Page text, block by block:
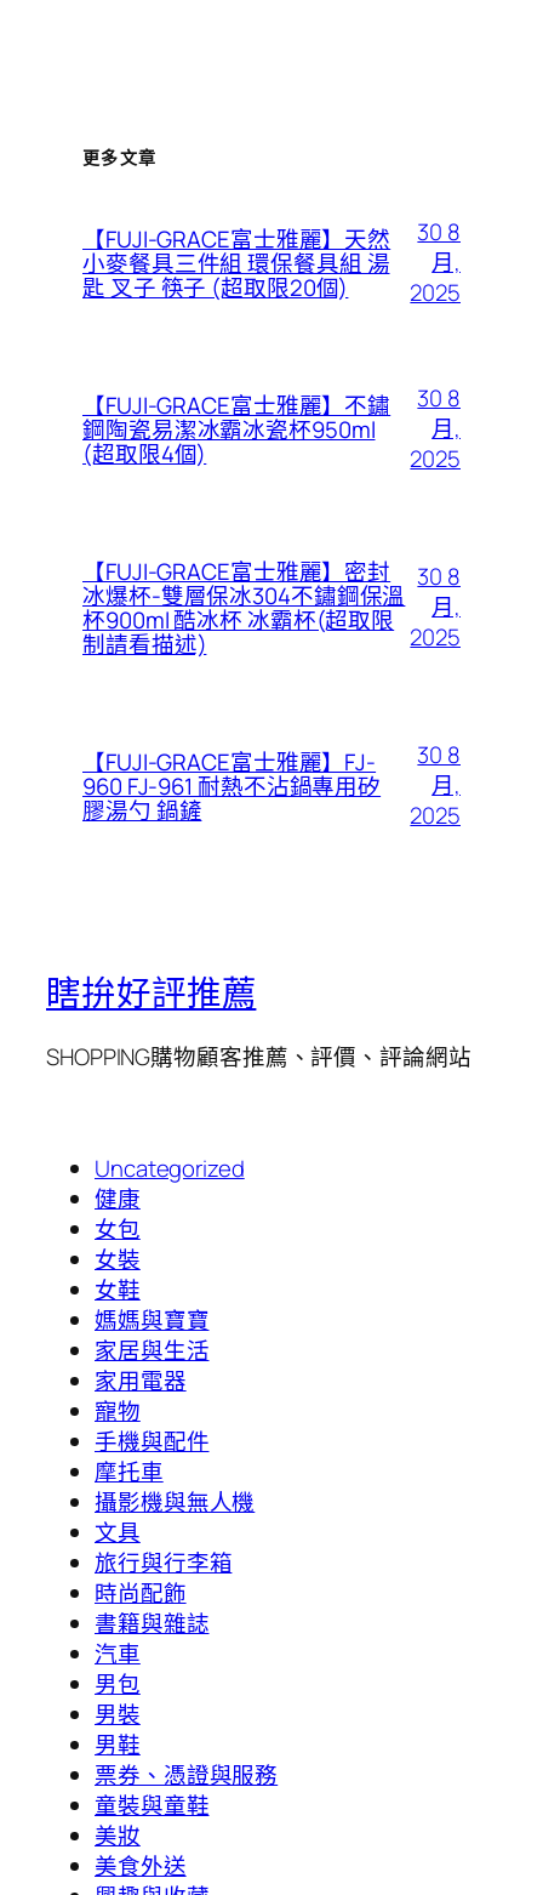
更多文章
【FUJI-GRACE富士雅麗】天然
小麥餐具三件組 環保餐具組 湯
匙 叉子 筷子 (超取限20個)
30 8
月,
2025
【FUJI-GRACE富士雅麗】不鏽
鋼陶瓷易潔冰霸冰瓷杯950ml
(超取限4個)
30 8
月,
2025
【FUJI-GRACE富士雅麗】密封
冰爆杯-雙層保冰304不鏽鋼保溫
杯900ml 酷冰杯 冰霸杯(超取限
制請看描述)
30 8
月,
2025
【FUJI-GRACE富士雅麗】FJ-
960 FJ-961 耐熱不沾鍋專用矽
膠湯勺 鍋鏟
30 8
月,
2025
瞎拚好評推薦
SHOPPING購物顧客推薦、評價、評論網站
Uncategorized
健康
女包
女裝
女鞋
媽媽與寶寶
家居與生活
家用電器
寵物
手機與配件
摩托車
攝影機與無人機
文具
旅行與行李箱
時尚配飾
書籍與雜誌
汽車
男包
男裝
男鞋
票券、憑證與服務
童裝與童鞋
美妝
美食外送